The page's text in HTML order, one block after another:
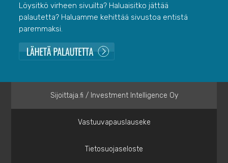
Löysitkö virheen sivuilta? Haluaisitko jättää
palautetta? Haluamme kehittää sivustoa entistä
paremmaksi.
Sijoittaja.fi / Investment Intelligence Oy
Vastuuvapauslauseke
Tietosuojaseloste